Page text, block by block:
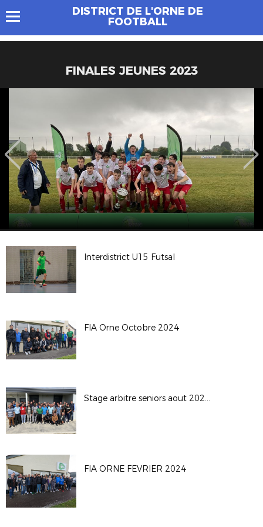
DISTRICT DE L'ORNE DE
FOOTBALL
FINALES JEUNES 2023
Interdistrict U15 Futsal
FIA Orne Octobre 2024
Stage arbitre seniors aout 2024 Sarceaux
FIA ORNE FEVRIER 2024